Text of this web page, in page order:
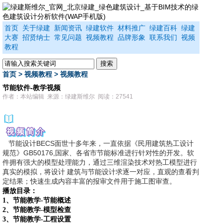
首页 关于绿建 新闻资讯 绿建软件 材料推广 绿建百科 绿建
大赛 招贤纳士 常见问题 视频教程 品牌形象 联系我们 视频
教程
首页 > 视频教程 > 视频教程
节能软件-教学视频
作者：本站编辑 来源：绿建斯维尔 阅读：27541
视频简介
节能设计BECS面世十多年来，一直依据《民用建筑热工设计
规范》GB50176,国家、各省市节能标准进行针对性的开发。软
件拥有强大的模型处理能力，通过三维渲染技术对热工模型进行
真实的模拟，将设计 建筑与节能设计求逐一对应，直观的查看判
定结果；快速生成内容丰富的报审文件用于施工图审查。
播放目录：
1、 节能教学-节能概述
2、 节能教学-模型检查
3、 节能教学-工程设置